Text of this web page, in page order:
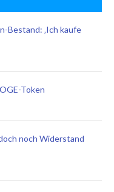
Bestand: ‚Ich kaufe
Token
noch Widerstand